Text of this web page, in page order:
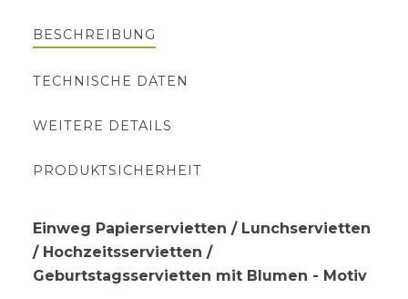
BESCHREIBUNG
TECHNISCHE DATEN
WEITERE DETAILS
PRODUKTSICHERHEIT
Einweg Papierservietten / Lunchservietten
/ Hochzeitsservietten /
Geburtstagsservietten mit Blumen - Motiv